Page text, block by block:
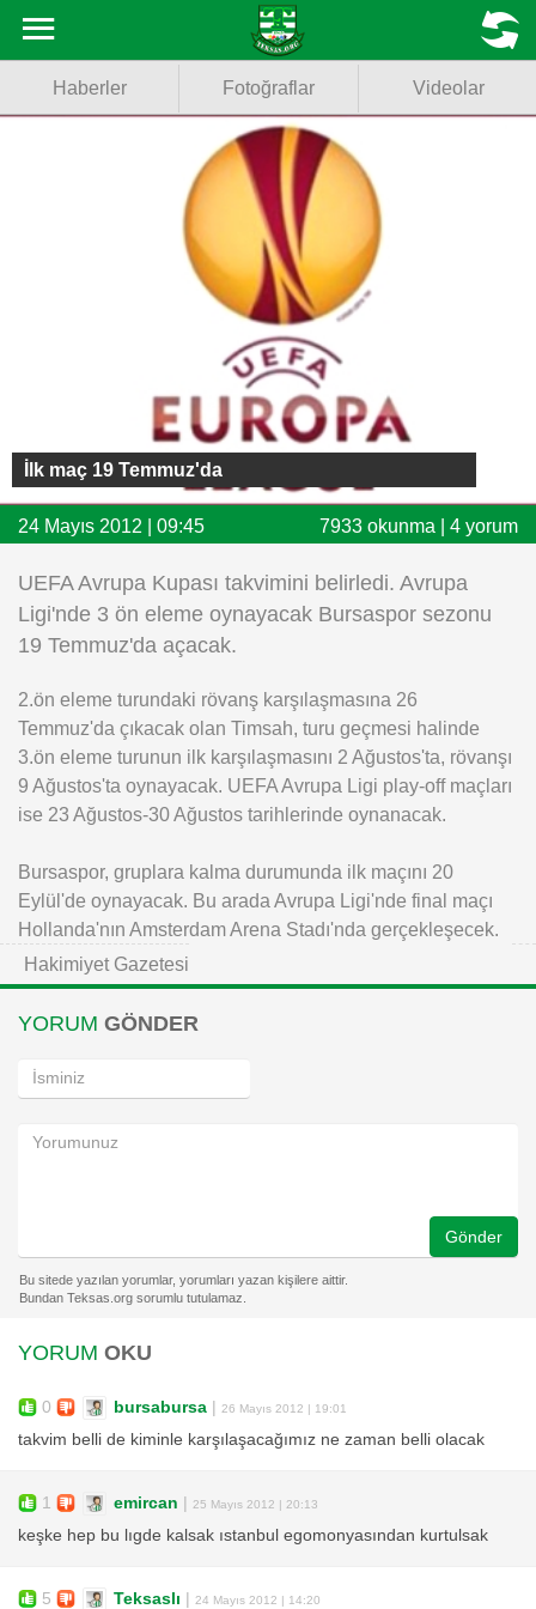
Fotoğraflar
Basketbol
Fikstür
Facebook
Twitter
Instagram
Android
iOS
MENU
Haberler Fotoğraflar Videolar
İlk maç 19 Temmuz'da
24 Mayıs 2012 | 09:45 7933 okunma | 4 yorum
UEFA Avrupa Kupası takvimini belirledi. Avrupa
Ligi'nde 3 ön eleme oynayacak Bursaspor sezonu
19 Temmuz'da açacak.
2.ön eleme turundaki rövanş karşılaşmasına 26
Temmuz'da çıkacak olan Timsah, turu geçmesi halinde
3.ön eleme turunun ilk karşılaşmasını 2 Ağustos'ta, rövanşı
9 Ağustos'ta oynayacak. UEFA Avrupa Ligi play-off maçları
ise 23 Ağustos-30 Ağustos tarihlerinde oynanacak.
Bursaspor, gruplara kalma durumunda ilk maçını 20
Eylül'de oynayacak. Bu arada Avrupa Ligi'nde final maçı
Hollanda'nın Amsterdam Arena Stadı'nda gerçekleşecek.
Hakimiyet Gazetesi
YORUM GÖNDER
Gönder
YORUM OKU
0 bursabursa | 26 Mayıs 2012 | 19:01
takvim belli de kiminle karşılaşacağımız ne zaman belli olacak
1 emircan | 25 Mayıs 2012 | 20:13
keşke hep bu lıgde kalsak ıstanbul egomonyasından kurtulsak
5 Teksaslı | 24 Mayıs 2012 | 14:20